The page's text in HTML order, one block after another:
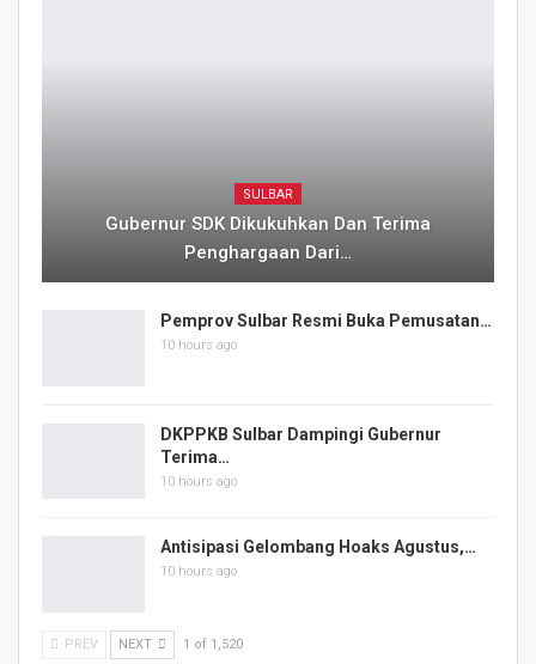
SULBAR
Gubernur SDK Dikukuhkan Dan Terima
Penghargaan Dari…
Pemprov Sulbar Resmi Buka Pemusatan…
10 hours ago
DKPPKB Sulbar Dampingi Gubernur
Terima…
10 hours ago
Antisipasi Gelombang Hoaks Agustus,…
10 hours ago
PREV NEXT 1 of 1,520